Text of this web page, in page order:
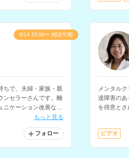
ちで、夫婦・家族・親
ンセラーさんです。離
ニケーション改善など
もっと見る
フォロー
8/14 15:00〜 相談可能
メンタル
達障害の
を得意と
能で、大
ビデオ